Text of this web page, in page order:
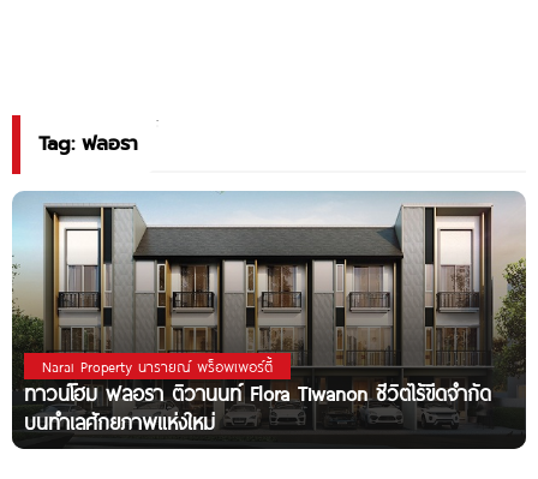
Tag: ฟลอรา
Narai Property นารายณ์ พร็อพเพอร์ตี้
ทาวน์โฮม ฟลอรา ติวานนท์ Flora Tiwanon ชีวิตไร้ขีดจำกัด
บนทำเลศักยภาพแห่งใหม่